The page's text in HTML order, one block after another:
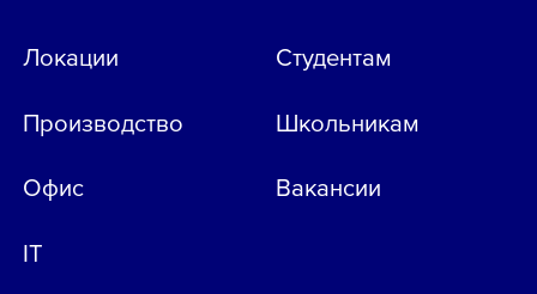
Локации
Производство
Офис
IT
Студентам
Школьникам
Вакансии